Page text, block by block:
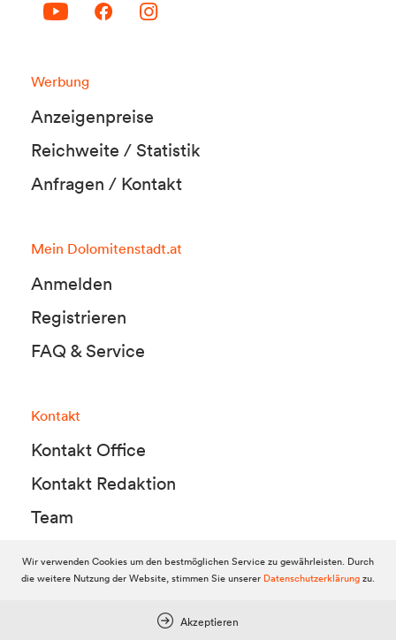
Werbung
Anzeigenpreise
Reichweite / Statistik
Anfragen / Kontakt
Mein Dolomitenstadt.at
Anmelden
Registrieren
FAQ & Service
Kontakt
Kontakt Office
Kontakt Redaktion
Team
© 2010-2026 Dolomitenstadt.at
Wir verwenden Cookies um den bestmöglichen Service zu gewährleisten. Durch
die weitere Nutzung der Website, stimmen Sie unserer Datenschutzerklärungzu.
Akzeptieren